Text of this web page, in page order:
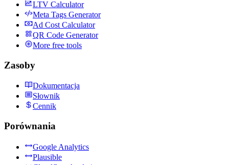
LTV Calculator
Meta Tags Generator
Ad Cost Calculator
QR Code Generator
More free tools
Zasoby
Dokumentacja
Słownik
Cennik
Porównania
Google Analytics
Plausible